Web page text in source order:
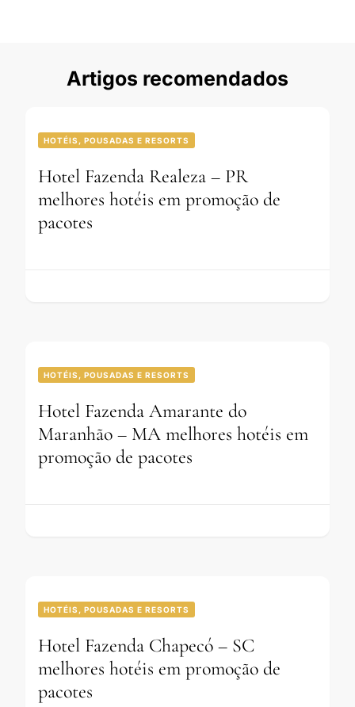
Artigos recomendados
HOTÉIS, POUSADAS E RESORTS
Hotel Fazenda Realeza – PR
melhores hotéis em promoção de
pacotes
HOTÉIS, POUSADAS E RESORTS
Hotel Fazenda Amarante do
Maranhão – MA melhores hotéis em
promoção de pacotes
HOTÉIS, POUSADAS E RESORTS
Hotel Fazenda Chapecó – SC
melhores hotéis em promoção de
pacotes